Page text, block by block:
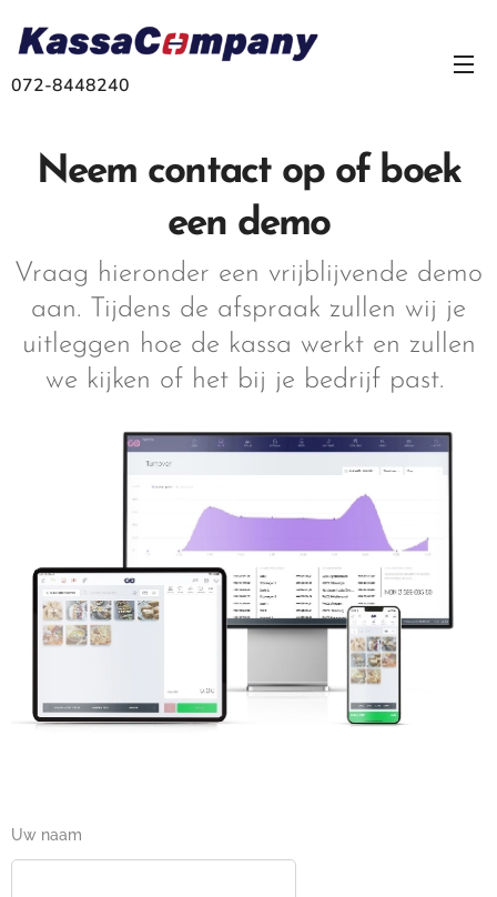
072-8448240
Neem contact op of boek
een demo
Vraag hieronder een vrijblijvende demo
aan. Tijdens de afspraak zullen wij je
uitleggen hoe de kassa werkt en zullen
we kijken of het bij je bedrijf past.
Uw naam